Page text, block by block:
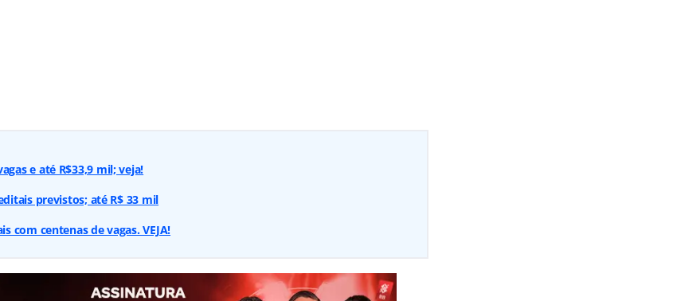
e até R$33,9 mil; veja!
previstos; até R$ 33 mil
com centenas de vagas. VEJA!